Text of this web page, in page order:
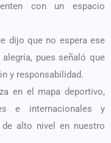
con un espacio
dijo que no espera ese
pues señaló que
y responsabilidad.
en el mapa deportivo,
e internacionales y
alto nivel en nuestro